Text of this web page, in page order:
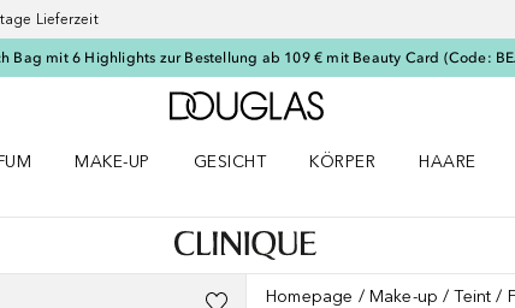
Lieferzeit
Bag mit 6 Highlights zur Bestellung ab 109 € mit Beauty Card (Code:
Zur Douglas Startseite
MAKE-UP
GESICHT
KÖRPER
HAARE
Homepage Make-up Teint